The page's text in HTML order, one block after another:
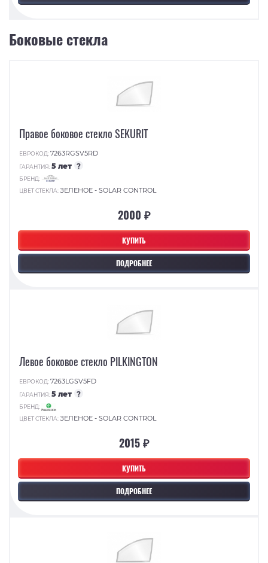
Боковые стекла
КУПИТЬ
ПОДРОБНЕЕ
Правое боковое стекло SEKURIT
ЕВРОКОД:7263RGSV5RD
ГАРАНТИЯ:5 лет ?
БРЕНД:
ЦВЕТ СТЕКЛА:ЗЕЛЕНОЕ - SOLAR CONTROL
2000 ₽
КУПИТЬ
ПОДРОБНЕЕ
Левое боковое стекло PILKINGTON
ЕВРОКОД:7263LGSV5FD
ГАРАНТИЯ:5 лет ?
БРЕНД:
ЦВЕТ СТЕКЛА:ЗЕЛЕНОЕ - SOLAR CONTROL
2015 ₽